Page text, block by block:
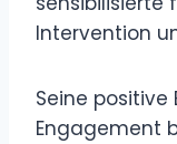
Intervention
Seine positive
Engagement